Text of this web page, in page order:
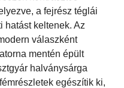
a fejrész téglái
hatást keltenek. Az
válaszként
mentén épült
halványsárga
egészítik ki,